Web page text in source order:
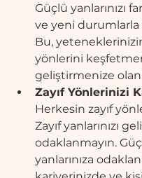
Güçlü yanlarınızı
ve yeni
Bu,
yönlerini
geliştirmenize
Zayıf Yönlerinizi
Herkesin zayıf
Zayıf yanlarınızı
odaklanmayın.
yanlarınıza